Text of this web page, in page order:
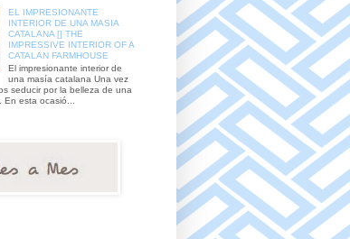
EL IMPRESIONANTE
INTERIOR DE UNA MASIA
CATALANA [] THE
IMPRESSIVE INTERIOR OF A
CATALAN FARMHOUSE
El impresionante interior de
una masía catalana Una vez
seducir por la belleza de una
esta ocasió...